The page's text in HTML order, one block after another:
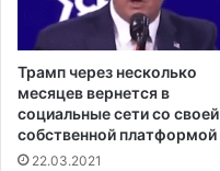
,
т
о
о
р
о
н
а
Трамп через несколько
месяцев вернется в
социальные сети со своей
собственной платформой
22.03.2021